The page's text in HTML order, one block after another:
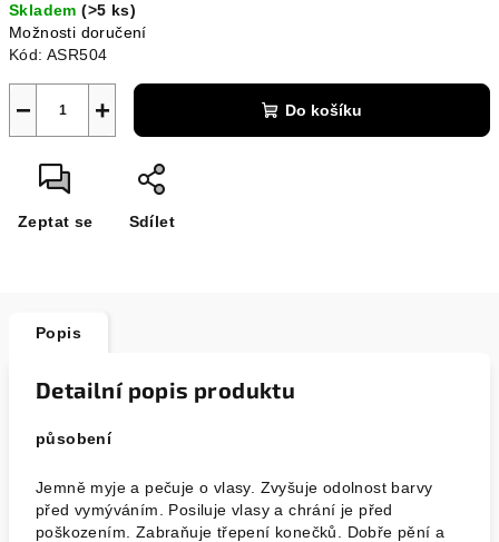
Skladem(>5 ks)
Možnosti doručení
Kód: ASR504
+
− Do košíku
Zeptat se Sdílet
Popis
Detailní popis produktu
působení
Jemně myje a pečuje o vlasy. Zvyšuje odolnost barvy
před vymýváním. Posiluje vlasy a chrání je před
poškozením. Zabraňuje třepení konečků. Dobře pění a